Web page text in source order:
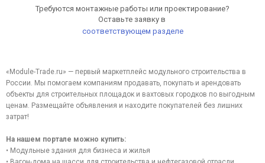
Требуются монтажные работы или проектирование?
Оставьте заявку в
соответствующем разделе
«Module-Trade.ru» — первый маркетплейс модульного строительства в
России. Мы помогаем компаниям продавать, покупать и арендовать
объекты для строительных площадок и вахтовых городков по выгодным
ценам. Размещайте объявления и находите покупателей без лишних
затрат!
На нашем портале можно купить:
• Модульные здания для бизнеса и жилья